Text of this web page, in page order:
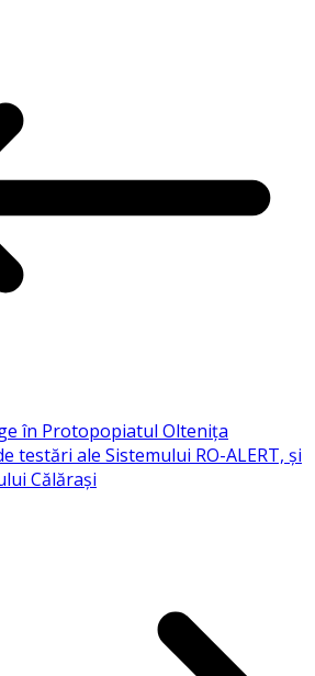
în Protopopiatul Oltenița
testări ale Sistemului RO-ALERT, și
Călărași